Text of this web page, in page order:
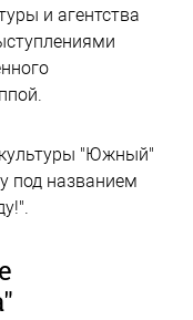
и агентства
"Южный"
под названием